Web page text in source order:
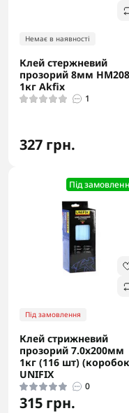
Немає в наявності
Клей стержневий
прозорий 8мм HM208
1кг Akfix
1
327 грн.
Під
Під замовлення
Клей стрижневий
прозорий 7.0х200мм
1кг (116 шт)
UNIFIX
0
315 грн.